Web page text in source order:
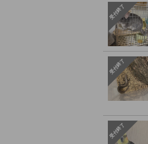
受付終了
受付終了
受付終了